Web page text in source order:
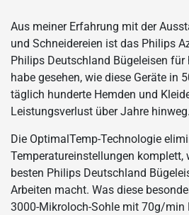
Aus meiner Erfahrung mit der
und Schneidereien ist das Philips
Philips Deutschland Bügeleisen für
habe gesehen, wie diese Geräte in
täglich hunderte Hemden und
Leistungsverlust über Jahre hinweg.
Die OptimalTemp-Technologie
Temperatureinstellungen komplett,
besten Philips Deutschland
Arbeiten macht. Was diese
3000-Mikroloch-Sohle mit 70g/min